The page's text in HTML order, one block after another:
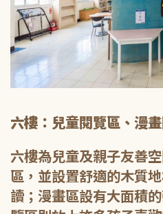
六樓：兒童閱覽區、
六樓為兒童及親子友善
區，並設置舒適的木質
讀；漫畫區設有大面積